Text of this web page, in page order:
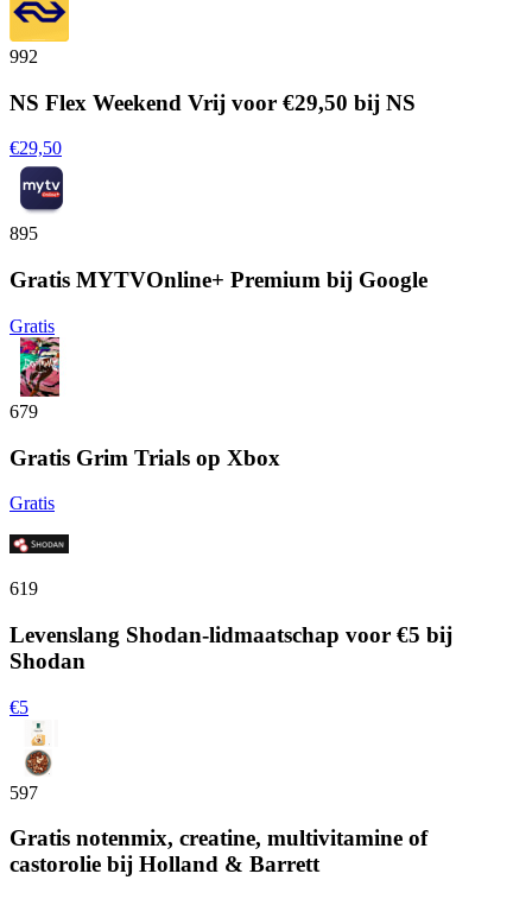
992
NS Flex Weekend Vrij voor €29,50 bij NS
€29,50
895
Gratis MYTVOnline+ Premium bij Google
Gratis
679
Gratis Grim Trials op Xbox
Gratis
619
Levenslang Shodan-lidmaatschap voor €5 bij
Shodan
€5
597
Gratis notenmix, creatine, multivitamine of
castorolie bij Holland & Barrett